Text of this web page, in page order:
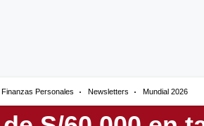
Finanzas Personales Newsletters Mundial 2026